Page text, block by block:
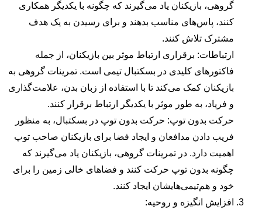
گروهی، بازیکنان یاد می‌گیرند که چگونه با یکدیگر همکاری
کنند، پاس‌های مناسب بدهند و برای رسیدن به یک هدف
مشترک تلاش کنند.
ارتباطات: برقراری ارتباط موثر بین بازیکنان، از جمله
فاکتورهای کلیدی در بسکتبال تیمی است. تمرینات گروهی به
بازیکنان کمک می‌کند تا با استفاده از زبان بدن، علامت‌گذاری
و فریاد، به طور موثر با یکدیگر ارتباط برقرار کنند.
حرکت بدون توپ: حرکت بدون توپ در بسکتبال، به منظور
فریب دادن مدافعان و ایجاد فضا برای بازیکنان صاحب توپ
اهمیت دارد. در تمرینات گروهی، بازیکنان یاد می‌گیرند که
چگونه بدون توپ حرکت کنند و فضاهای خالی زمین را برای
خود و هم‌تیمی‌هایشان ایجاد کنند.
افزایش انگیزه و روحیه: